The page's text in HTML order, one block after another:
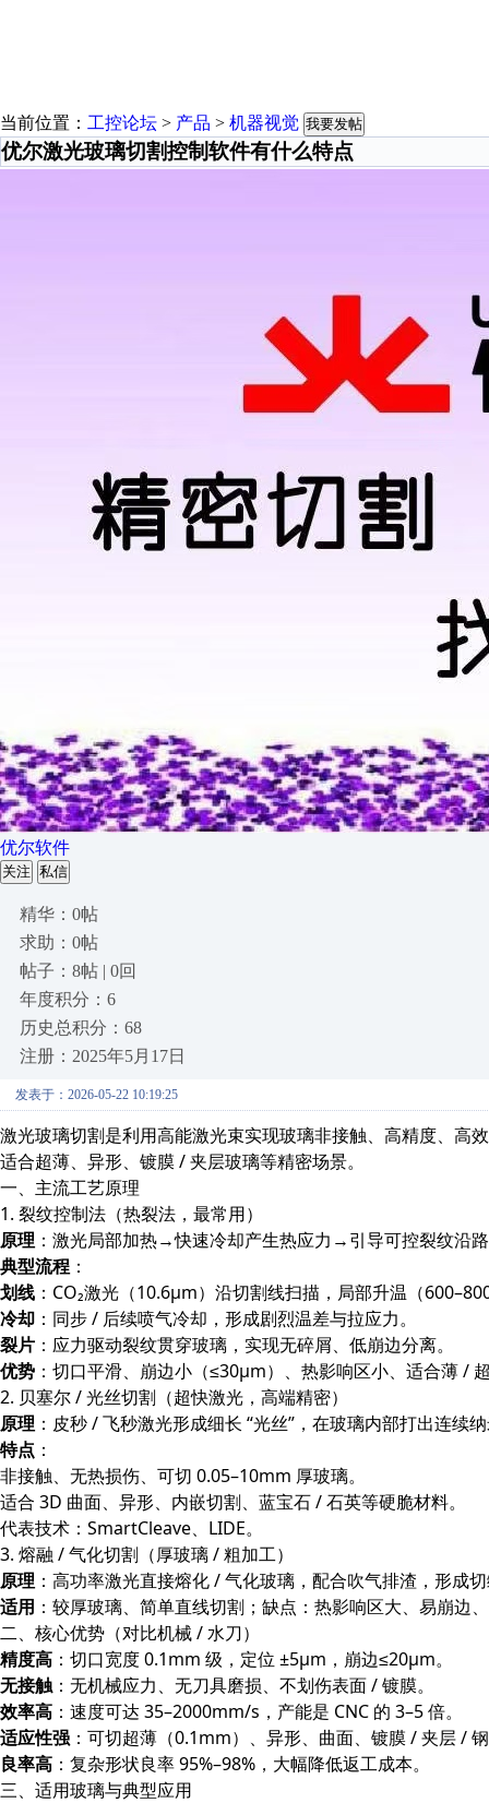
当前位置： 工控论坛 > 产品 > 机器视觉 我要发帖
优尔激光玻璃切割控制软件有什么特点
优尔软件
关注 私信
精华：0帖
求助：0帖
帖子：8帖 | 0回
年度积分：6
历史总积分：68
注册：2025年5月17日
发表于：2026-05-22 10:19:25
激光玻璃切割是利用高能激光束实现玻璃非接触、高精度、高
适合超薄、异形、镀膜 / 夹层玻璃等精密场景。
一、主流工艺原理
1. 裂纹控制法（热裂法，最常用）
原理 ：激光局部加热→快速冷却产生热应力→引导可控裂纹沿
典型流程 ：
划线 ：CO₂激光（10.6μm）沿切割线扫描，局部升温（
冷却 ：同步 / 后续喷气冷却，形成剧烈温差与拉应力。
裂片 ：应力驱动裂纹贯穿玻璃，实现无碎屑、低崩边分离。
优势 ：切口平滑、崩边小（≤30μm）、热影响区小、适合薄 /
2. 贝塞尔 / 光丝切割（超快激光，高端精密）
原理 ：皮秒 / 飞秒激光形成细长 “光丝”，在玻璃内部打出连续
特点 ：
非接触、无热损伤、可切 0.05–10mm 厚玻璃。
适合 3D 曲面、异形、内嵌切割、蓝宝石 / 石英等硬脆材料。
代表技术：SmartCleave、LIDE。
3. 熔融 / 气化切割（厚玻璃 / 粗加工）
原理 ：高功率激光直接熔化 / 气化玻璃，配合吹气排渣，形成
适用 ：较厚玻璃、简单直线切割；缺点：热影响区大、易崩边
二、核心优势（对比机械 / 水刀）
精度高 ：切口宽度 0.1mm 级，定位 ±5μm，崩边≤20μm。
无接触：无机械应力、无刀具磨损、不划伤表面 / 镀膜。
效率高 ：速度可达 35–2000mm/s，产能是 CNC 的 3–5 倍。
适应性强 ：可切超薄（0.1mm）、异形、曲面、镀膜 / 夹层 /
良率高 ：复杂形状良率 95%–98%，大幅降低返工成本。
三、适用玻璃与典型应用